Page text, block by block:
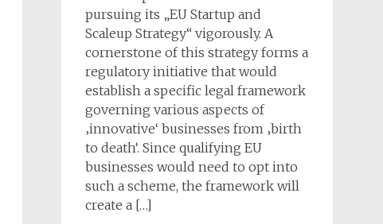
pursuing its „EU Startup and
Scaleup Strategy“ vigorously. A
cornerstone of this strategy forms a
regulatory initiative that would
establish a specific legal framework
governing various aspects of
‚innovative‘ businesses from ‚birth
to death‘. Since qualifying EU
businesses would need to opt into
such a scheme, the framework will
create a […]